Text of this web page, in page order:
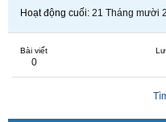
Hoạt động cuối 21 Tháng mười
Bài viết
0